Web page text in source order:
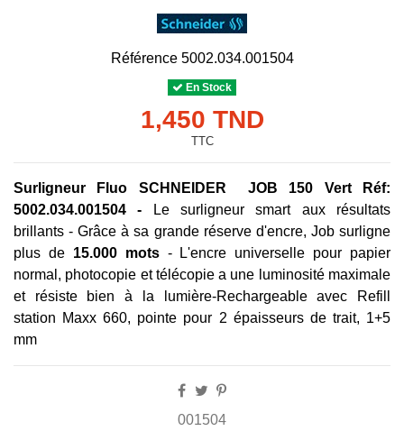
Référence 5002.034.001504
En Stock
1,450 TND
TTC
Surligneur Fluo SCHNEIDER JOB 150 Vert
Réf:
5002.034.001504 - Le surligneur smart aux résultats
brillants - Grâce à sa grande réserve d'encre, Job surligne
plus de 15.000 mots- L'encre universelle pour papier
normal, photocopie et télécopie a une luminosité maximale
et résiste bien à la lumière-Rechargeable avec Refill
station Maxx 660, pointe pour 2 épaisseurs de trait, 1+5
mm
001504